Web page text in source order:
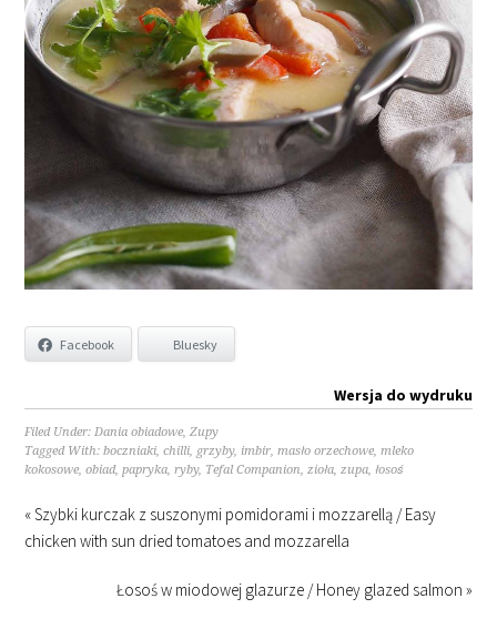
Facebook Bluesky
Wersja do wydruku
Filed Under:Dania obiadowe,Zupy
Tagged With:boczniaki,chilli, grzyby, imbir,masło orzechowe,mleko
kokosowe,obiad,papryka,ryby, Tefal Companion,zioła,zupa,łosoś
« Szybki kurczak z suszonymi pomidorami i mozzarellą / Easy
chicken with sun dried tomatoes and mozzarella
Łosoś w miodowej glazurze / Honey glazed salmon »